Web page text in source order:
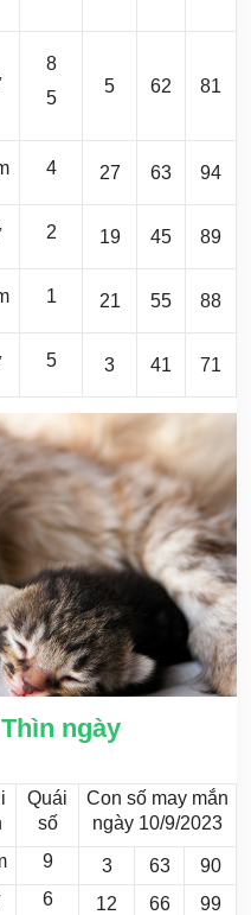
8
5
5 62 81
4 27 63 94
2 19 45 89
1 21 55 88
5 3 41 71
ngày
Quái
số
Con số may mắn
ngày 10/9/2023
9 3 63
90
6 12 66 99